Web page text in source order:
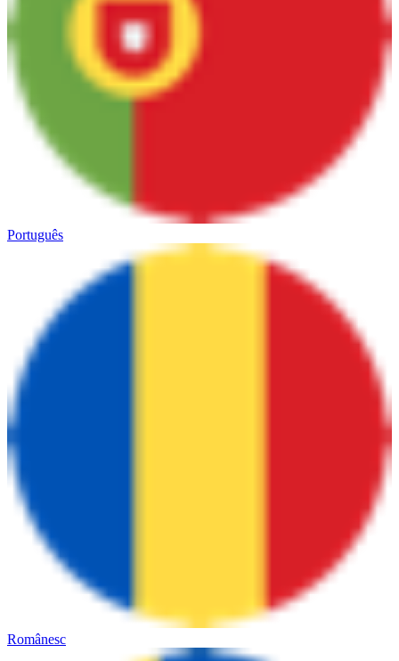
Português
Românesc